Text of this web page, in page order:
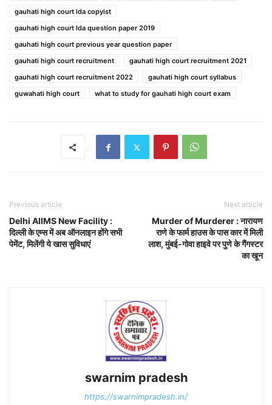
gauhati high court lda copyist
gauhati high court lda question paper 2019
gauhati high court previous year question paper
gauhati high court recruitment
gauhati high court recruitment 2021
gauhati high court recruitment 2022
gauhati high court syllabus
guwahati high court
what to study for gauhati high court exam
Previous article
Delhi AIIMS New Facility :
दिल्ली के एम्स में अब ऑनलाइन होंगे सभी
पेमेंट, मिलेंगी ये खास सुविधाएं
Next article
Murder of Murderer : नारायण
राणे के फार्म हाउस के पास कार में मिली
लाश, मुंबई-गोवा हाइवे पर पुणे के गैंगस्टर
का खून
swarnim pradesh
https://swarnimpradesh.in/